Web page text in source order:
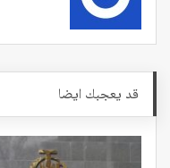
قد يعجبك ايضا